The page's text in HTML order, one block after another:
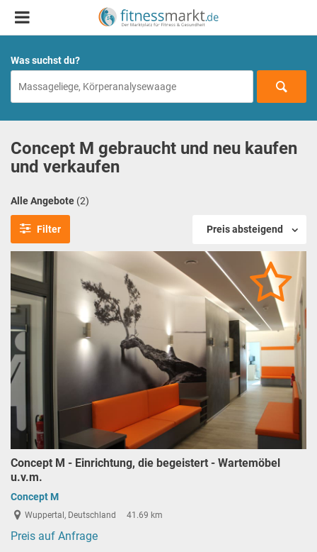
Was suchst du?
Concept M gebraucht und neu kaufen
und verkaufen
Alle Angebote (2)
Filter Preis absteigend
Concept M - Einrichtung, die begeistert - Wartemöbel
u.v.m.
Concept M
Wuppertal, Deutschland 41.69 km
Preis auf Anfrage